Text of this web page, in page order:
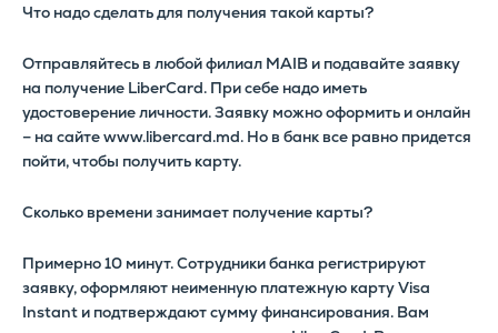
Что надо сделать для получения такой карты?
Отправляйтесь в любой филиал MAIB и подавайте заявку
на получение LiberCard. При себе надо иметь
удостоверение личности. Заявку можно оформить и онлайн
– на сайте www.libercard.md. Но в банк все равно придется
пойти, чтобы получить карту.
Сколько времени занимает получение карты?
Примерно 10 минут. Сотрудники банка регистрируют
заявку, оформляют неименную платежную карту Visa
Instant и подтверждают сумму финансирования. Вам